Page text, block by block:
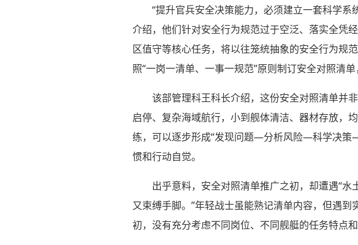
“提升官兵安全决策能力，必须建立一套科学
介绍，他们针对安全行为规范过于空泛、落实全凭
区值守等核心任务，将以往笼统抽象的安全行为规
照“一岗一清单、一事一规范”原则制订安全对照清
该部管理科王科长介绍，这份安全对照清单并
启停、复杂海域航行，小到舰体清洁、器材存放，
练，可以逐步形成“发现问题—分析风险—科学决策
惯和行动自觉。
出乎意料，安全对照清单推广之初，却遭遇“水
又束缚手脚。”年轻战士虽能熟记清单内容，但遇
初，没有充分考虑不同岗位、不同舰艇的任务特点